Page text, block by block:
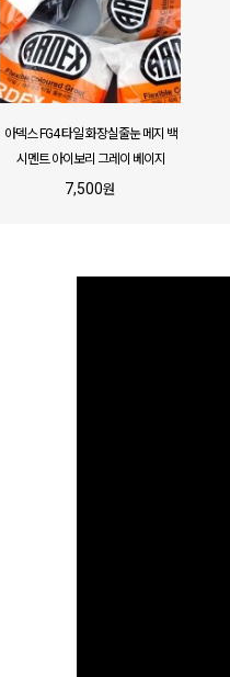
아덱스 FG4 타일 화장실줄눈 메지 백
시멘트 아이보리 그레이 베이지
7,500원